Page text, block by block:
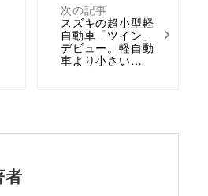
次の記事
スズキの超小型軽
自動車「ツイン」
デビュー。軽自動
車より小さい…
者